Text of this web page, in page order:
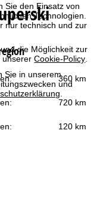
Sie den Einsatz von
Technologien.
nur technisch und zur
die Möglichkeit zur
unsererCookie-Policy
Sie in unserem
und
360 km
720 km
120 km